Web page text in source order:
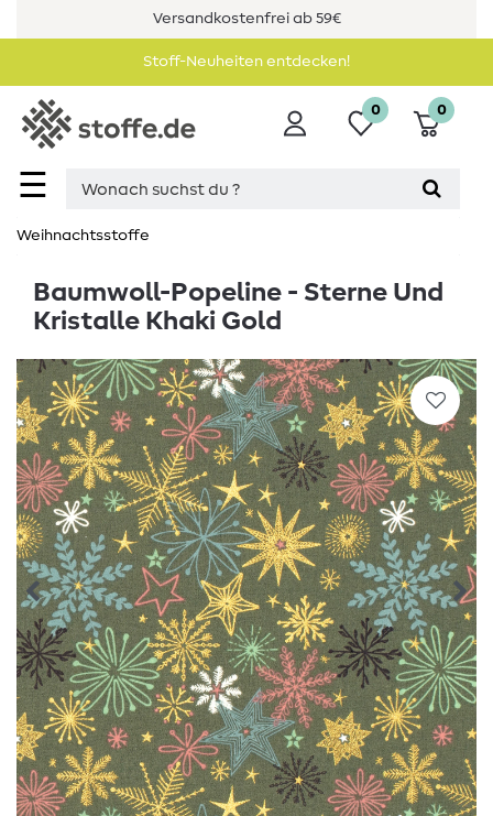
Versandkostenfrei ab 59€
Stoff-Neuheiten entdecken!
☰
0 0
Weihnachtsstoffe
Baumwoll-Popeline - Sterne Und
Kristalle Khaki Gold